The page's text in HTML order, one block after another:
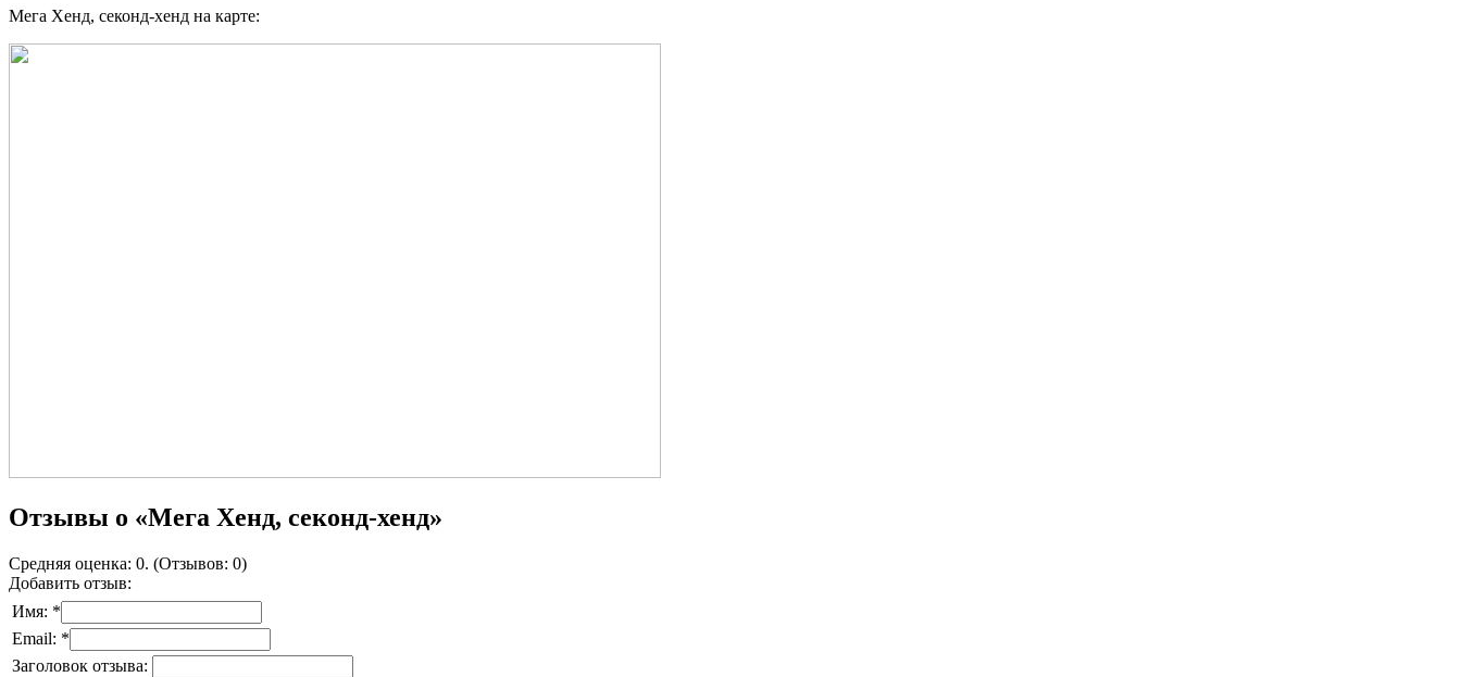
Мега Хенд, секонд-хенд на карте:
Отзывы о «Мега Хенд, секонд-хенд»
Средняя оценка: 0. (Отзывов: 0)
Добавить отзыв:
Имя: *
Email: *
Заголовок отзыва: